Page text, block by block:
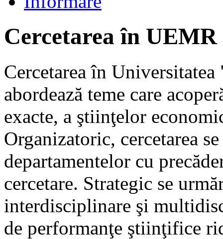
Cercetarea în UEMR
Cercetarea în
abordează teme care
exacte, a ştiinţelor
Organizatoric, cercetarea
departamentelor cu
cercetare. Strategic se
interdisciplinare şi
de performanţe ştiinţifice